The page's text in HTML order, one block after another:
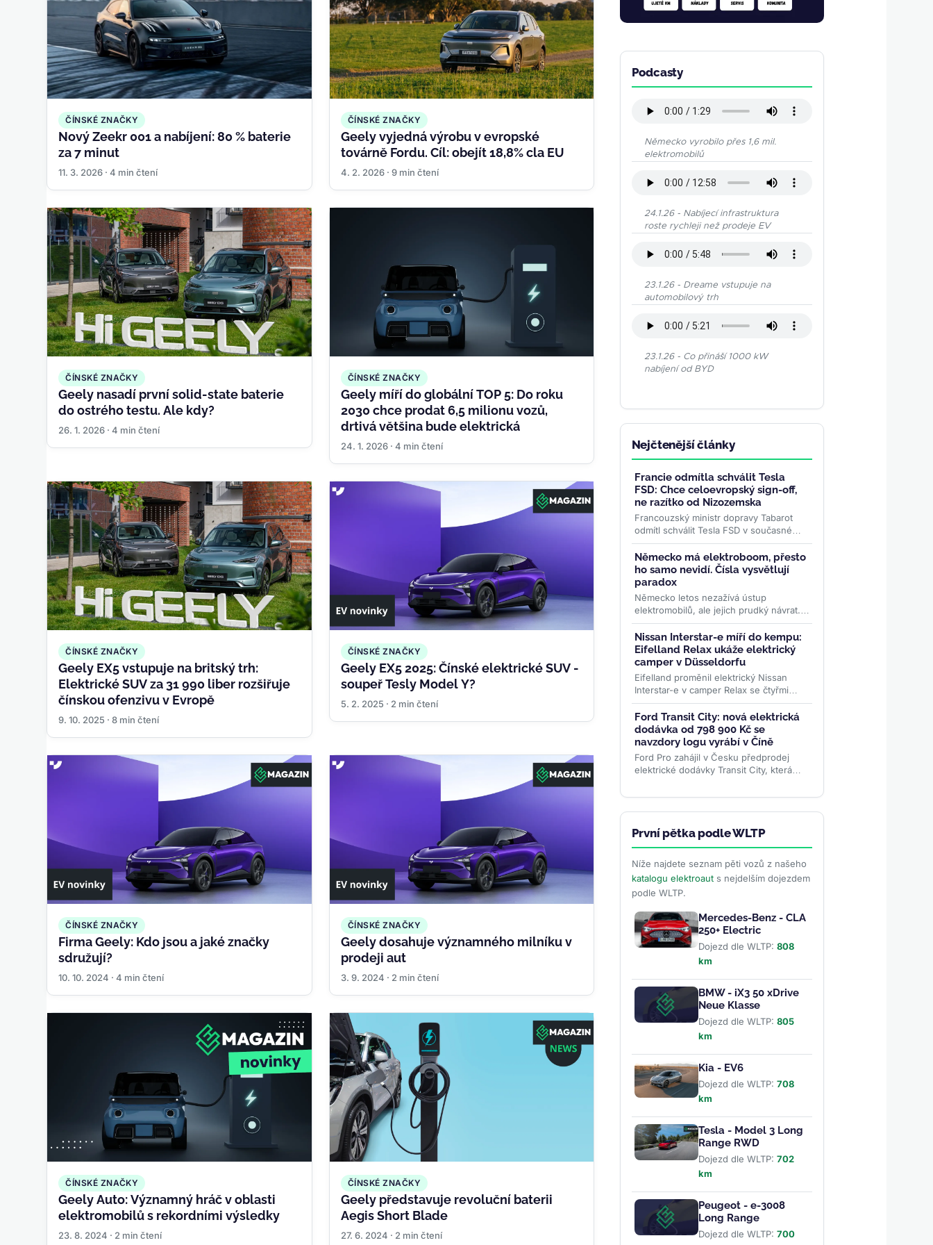
ČÍNSKÉ ZNAČKY
Nový Zeekr 001 a nabíjení: 80 % baterie
za 7 minut
11. 3. 2026 · 4 min čtení
ČÍNSKÉ ZNAČKY
Geely vyjedná výrobu v evropské
továrně Fordu. Cíl: obejít 18,8% cla EU
4. 2. 2026 · 9 min čtení
ČÍNSKÉ ZNAČKY
Geely nasadí první solid-state baterie
do ostrého testu. Ale kdy?
26. 1. 2026 · 4 min čtení
ČÍNSKÉ ZNAČKY
Geely míří do globální TOP 5: Do roku
2030 chce prodat 6,5 milionu vozů,
drtivá většina bude elektrická
24. 1. 2026 · 4 min čtení
ČÍNSKÉ ZNAČKY
Geely EX5 vstupuje na britský trh:
Elektrické SUV za 31 990 liber rozšiřuje
čínskou ofenzivu v Evropě
9. 10. 2025 · 8 min čtení
ČÍNSKÉ ZNAČKY
Geely EX5 2025: Čínské elektrické SUV -
soupeř Tesly Model Y?
5. 2. 2025 · 2 min čtení
ČÍNSKÉ ZNAČKY
Firma Geely: Kdo jsou a jaké značky
sdružují?
10. 10. 2024 · 4 min čtení
ČÍNSKÉ ZNAČKY
Geely dosahuje významného milníku v
prodeji aut
3. 9. 2024 · 2 min čtení
ČÍNSKÉ ZNAČKY
Geely Auto: Významný hráč v oblasti
elektromobilů s rekordními výsledky
23. 8. 2024 · 2 min čtení
ČÍNSKÉ ZNAČKY
Geely představuje revoluční baterii
Aegis Short Blade
27. 6. 2024 · 2 min čtení
Podcasty
Německo vyrobilo přes 1,6 mil.
elektromobilů
24.1.26 - Nabíjecí infrastruktura
roste rychleji než prodeje EV
23.1.26 - Dreame vstupuje na
automobilový trh
23.1.26 - Co přináší 1000 kW
nabíjení od BYD
Nejčtenější články
Francie odmítla schválit Tesla
FSD: Chce celoevropský sign-off,
ne razítko od Nizozemska
Francouzský ministr dopravy Tabarot
odmítl schválit Tesla FSD v současné
podobě. Překračování rychlosti a slabé
hlídání řidiče ve...>>
Německo má elektroboom, přesto
ho samo nevidí. Čísla vysvětlují
paradox
Německo letos nezažívá ústup
elektromobilů, ale jejich prudký návrat.
Aktuální čísla ukazují, proč se rekordní
růst prodejů...>>
Nissan Interstar-e míří do kempu:
Eifelland Relax ukáže elektrický
camper v Düsseldorfu
Eifelland proměnil elektrický Nissan
Interstar-e v camper Relax se čtyřmi
místy k jízdě, pevným lůžkem pro dva a
topením napájeným z...>>
Ford Transit City: nová elektrická
dodávka od 798 900 Kč se
navzdory logu vyrábí v Číně
Ford Pro zahájil v Česku předprodej
elektrické dodávky Transit City, která
městském provozu ujede až 381...>>
První pětka podle WLTP
Níže najdete seznam pěti vozů z našeho
katalogu elektroauts nejdelším dojezdem
podle WLTP.
Mercedes-Benz - CLA
250+ Electric
Dojezd dle WLTP: 808
km
BMW - iX3 50 xDrive
Neue Klasse
Dojezd dle WLTP: 805
km
Kia - EV6
Dojezd dle WLTP: 708
km
Tesla - Model 3 Long
Range RWD
Dojezd dle WLTP: 702
km
Peugeot - e-3008
Long Range
Dojezd dle WLTP: 700